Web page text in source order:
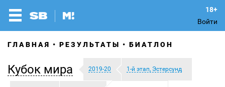
Войти
ГЛАВНАЯ РЕЗУЛЬТАТЫ БИАТЛОН
Кубок мира 2019-20 1-й этап, Эстерсунд